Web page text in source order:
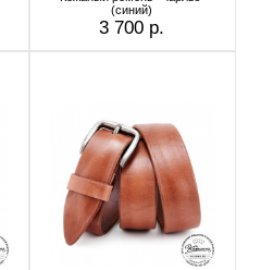
(синий)
3 700 р.